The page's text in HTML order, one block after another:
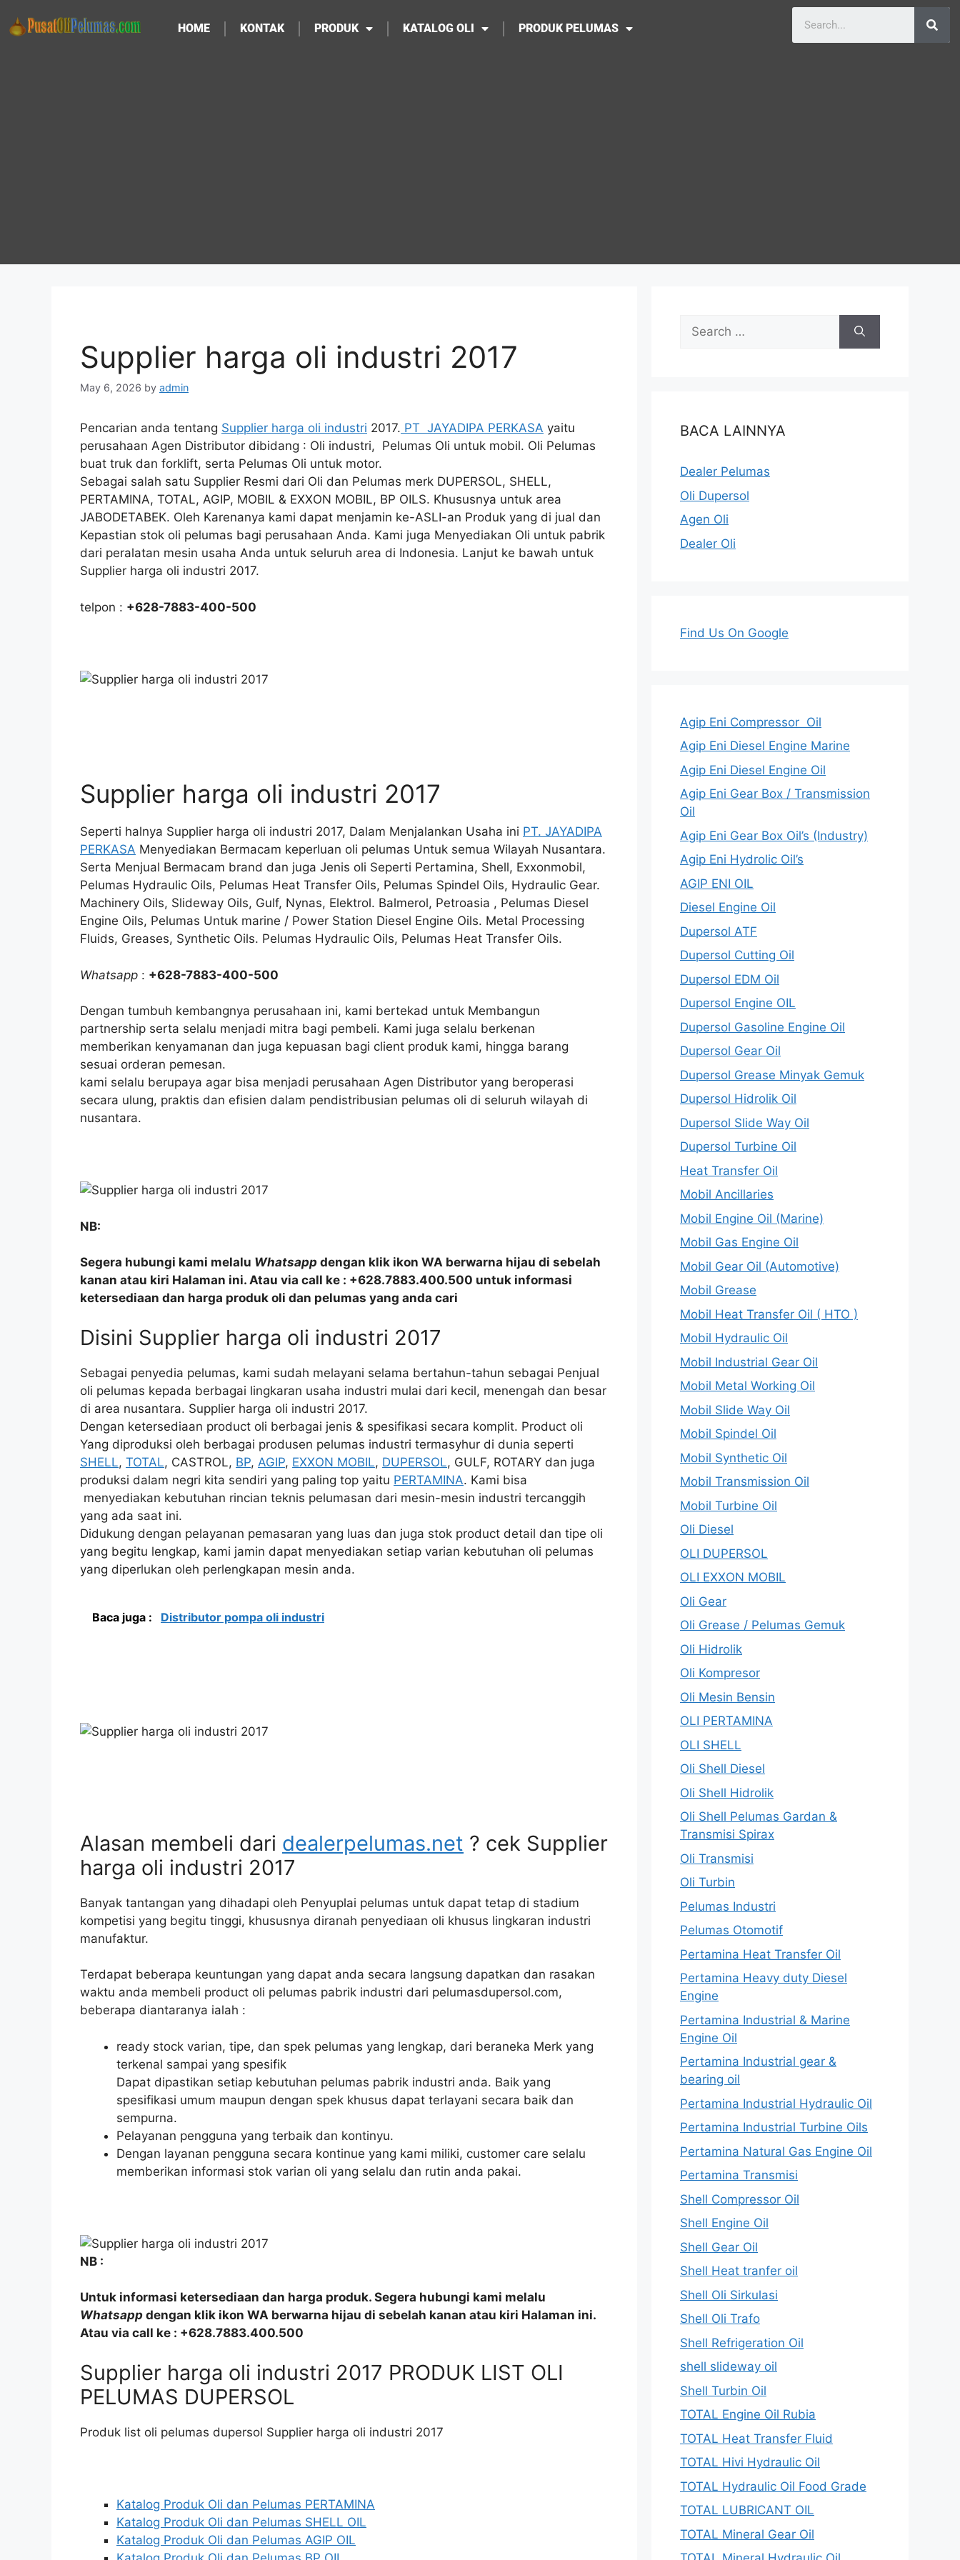
HOME KONTAK PRODUK KATALOG OLI PRODUK PELUMAS
Supplier harga oli industri 2017
May 6, 2026 by admin
Pencarian anda tentang Supplier harga oli industri 2017. PT JAYADIPA PERKASA yaitu
perusahaan Agen Distributor dibidang : Oli industri, Pelumas Oli untuk mobil. Oli Pelumas
buat truk dan forklift, serta Pelumas Oli untuk motor.
Sebagai salah satu Supplier Resmi dari Oli dan Pelumas merk DUPERSOL, SHELL,
PERTAMINA, TOTAL, AGIP, MOBIL & EXXON MOBIL, BP OILS. Khususnya untuk area
JABODETABEK. Oleh Karenanya kami dapat menjamin ke-ASLI-an Produk yang di jual dan
Kepastian stok oli pelumas bagi perusahaan Anda. Kami juga Menyediakan Oli untuk pabrik
dari peralatan mesin usaha Anda untuk seluruh area di Indonesia. Lanjut ke bawah untuk
Supplier harga oli industri 2017.
telpon : +628-7883-400-500
Supplier harga oli industri 2017
Seperti halnya Supplier harga oli industri 2017, Dalam Menjalankan Usaha ini PT. JAYADIPA
PERKASA Menyediakan Bermacam keperluan oli pelumas Untuk semua Wilayah Nusantara.
Serta Menjual Bermacam brand dan juga Jenis oli Seperti Pertamina, Shell, Exxonmobil,
Pelumas Hydraulic Oils, Pelumas Heat Transfer Oils, Pelumas Spindel Oils, Hydraulic Gear.
Machinery Oils, Slideway Oils, Gulf, Nynas, Elektrol. Balmerol, Petroasia , Pelumas Diesel
Engine Oils, Pelumas Untuk marine / Power Station Diesel Engine Oils. Metal Processing
Fluids, Greases, Synthetic Oils. Pelumas Hydraulic Oils, Pelumas Heat Transfer Oils.
Whatsapp : +628-7883-400-500
Dengan tumbuh kembangnya perusahaan ini, kami bertekad untuk Membangun
partnership serta selalu menjadi mitra bagi pembeli. Kami juga selalu berkenan
memberikan kenyamanan dan juga kepuasan bagi client produk kami, hingga barang
sesuai orderan pemesan.
kami selalu berupaya agar bisa menjadi perusahaan Agen Distributor yang beroperasi
secara ulung, praktis dan efisien dalam pendistribusian pelumas oli di seluruh wilayah di
nusantara.
NB:
Segera hubungi kami melalu Whatsapp dengan klik ikon WA berwarna hijau di sebelah
kanan atau kiri Halaman ini. Atau via call ke : +628.7883.400.500 untuk informasi
ketersediaan dan harga produk oli dan pelumas yang anda cari
Disini Supplier harga oli industri 2017
Sebagai penyedia pelumas, kami sudah melayani selama bertahun-tahun sebagai Penjual
oli pelumas kepada berbagai lingkaran usaha industri mulai dari kecil, menengah dan besar
di area nusantara. Supplier harga oli industri 2017.
Dengan ketersediaan product oli berbagai jenis & spesifikasi secara komplit. Product oli
Yang diproduksi oleh berbagai produsen pelumas industri termasyhur di dunia seperti
SHELL, TOTAL, CASTROL, BP, AGIP, EXXON MOBIL, DUPERSOL, GULF, ROTARY dan juga
produksi dalam negri kita sendiri yang paling top yaitu PERTAMINA. Kami bisa
menyediakan kebutuhan rincian teknis pelumasan dari mesin-mesin industri tercanggih
yang ada saat ini.
Didukung dengan pelayanan pemasaran yang luas dan juga stok product detail dan tipe oli
yang begitu lengkap, kami jamin dapat menyediakan setiap varian kebutuhan oli pelumas
yang diperlukan oleh perlengkapan mesin anda.
Baca juga : Distributor pompa oli industri
Alasan membeli dari dealerpelumas.net ? cek Supplier
harga oli industri 2017
Banyak tantangan yang dihadapi oleh Penyuplai pelumas untuk dapat tetap di stadium
kompetisi yang begitu tinggi, khususnya diranah penyediaan oli khusus lingkaran industri
manufaktur.
Terdapat beberapa keuntungan yang dapat anda secara langsung dapatkan dan rasakan
waktu anda membeli product oli pelumas pabrik industri dari pelumasdupersol.com,
beberapa diantaranya ialah :
ready stock varian, tipe, dan spek pelumas yang lengkap, dari beraneka Merk yang
terkenal sampai yang spesifik
Dapat dipastikan setiap kebutuhan pelumas pabrik industri anda. Baik yang
spesifikasi umum maupun dengan spek khusus dapat terlayani secara baik dan
sempurna.
Pelayanan pengguna yang terbaik dan kontinyu.
Dengan layanan pengguna secara kontinue yang kami miliki, customer care selalu
memberikan informasi stok varian oli yang selalu dan rutin anda pakai.
NB :
Untuk informasi ketersediaan dan harga produk. Segera hubungi kami melalu
Whatsapp dengan klik ikon WA berwarna hijau di sebelah kanan atau kiri Halaman ini.
Atau via call ke : +628.7883.400.500
Supplier harga oli industri 2017 PRODUK LIST OLI
PELUMAS DUPERSOL
Produk list oli pelumas dupersol Supplier harga oli industri 2017
Katalog Produk Oli dan Pelumas PERTAMINA
Katalog Produk Oli dan Pelumas SHELL OIL
Katalog Produk Oli dan Pelumas AGIP OIL
BACA LAINNYA
Dealer Pelumas
Oli Dupersol
Agen Oli
Dealer Oli
Find Us On Google
Agip Eni Compressor Oil
Agip Eni Diesel Engine Marine
Agip Eni Diesel Engine Oil
Agip Eni Gear Box / Transmission
Oil
Agip Eni Gear Box Oil’s (Industry)
Agip Eni Hydrolic Oil’s
AGIP ENI OIL
Diesel Engine Oil
Dupersol ATF
Dupersol Cutting Oil
Dupersol EDM Oil
Dupersol Engine OIL
Dupersol Gasoline Engine Oil
Dupersol Gear Oil
Dupersol Grease Minyak Gemuk
Dupersol Hidrolik Oil
Dupersol Slide Way Oil
Dupersol Turbine Oil
Heat Transfer Oil
Mobil Ancillaries
Mobil Engine Oil (Marine)
Mobil Gas Engine Oil
Mobil Gear Oil (Automotive)
Mobil Grease
Mobil Heat Transfer Oil ( HTO )
Mobil Hydraulic Oil
Mobil Industrial Gear Oil
Mobil Metal Working Oil
Mobil Slide Way Oil
Mobil Spindel Oil
Mobil Synthetic Oil
Mobil Transmission Oil
Mobil Turbine Oil
Oli Diesel
OLI DUPERSOL
OLI EXXON MOBIL
Oli Gear
Oli Grease / Pelumas Gemuk
Oli Hidrolik
Oli Kompresor
Oli Mesin Bensin
OLI PERTAMINA
OLI SHELL
Oli Shell Diesel
Oli Shell Hidrolik
Oli Shell Pelumas Gardan &
Transmisi Spirax
Oli Transmisi
Oli Turbin
Pelumas Industri
Pelumas Otomotif
Pertamina Heat Transfer Oil
Pertamina Heavy duty Diesel
Engine
Pertamina Industrial & Marine
Engine Oil
Pertamina Industrial gear &
bearing oil
Pertamina Industrial Hydraulic Oil
Pertamina Industrial Turbine Oils
Pertamina Natural Gas Engine Oil
Pertamina Transmisi
Shell Compressor Oil
Shell Engine Oil
Shell Gear Oil
Shell Heat tranfer oil
Shell Oli Sirkulasi
Shell Oli Trafo
Shell Refrigeration Oil
shell slideway oil
Shell Turbin Oil
TOTAL Engine Oil Rubia
TOTAL Heat Transfer Fluid
TOTAL Hivi Hydraulic Oil
TOTAL Hydraulic Oil Food Grade
TOTAL LUBRICANT OIL
TOTAL Mineral Gear Oil